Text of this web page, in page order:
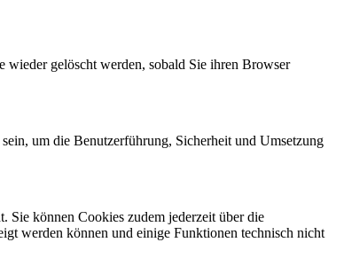
wieder gelöscht werden, sobald Sie ihren Browser
um die Benutzerführung, Sicherheit und Umsetzung
Sie können Cookies zudem jederzeit über die
werden können und einige Funktionen technisch nicht